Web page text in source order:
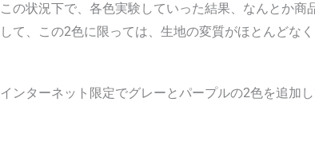
この状況下で、各色実験していった結果、なんとか
して、この2色に限っては、生地の変質がほとんどな
インターネット限定でグレーとパープルの2色を追加